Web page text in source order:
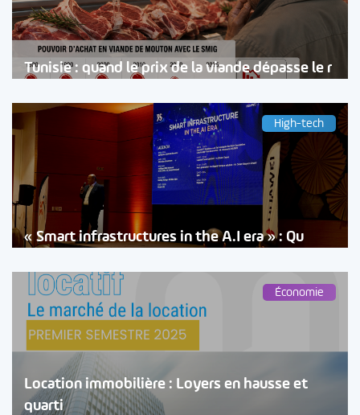
Tunisie : quand le prix de la viande dépasse le r
High-tech
« Smart infrastructures in the A.I era » : Qu
Économie
Location immobilière : Loyers en hausse et
quarti